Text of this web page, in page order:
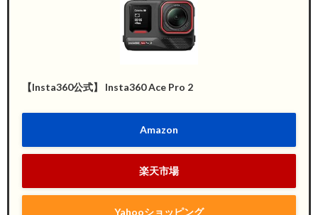
【Insta360公式】 Insta360 Ace Pro 2
Amazon
楽天市場
Yahooショッピング